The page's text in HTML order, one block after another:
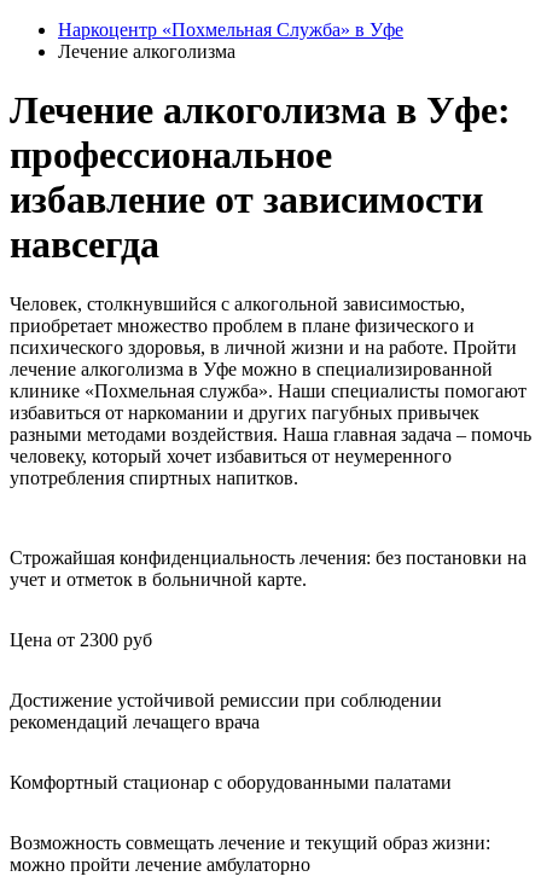
Наркоцентр «Похмельная Служба» в Уфе
Лечение алкоголизма
Лечение алкоголизма в Уфе:
профессиональное
избавление от зависимости
навсегда
Человек, столкнувшийся с алкогольной зависимостью,
приобретает множество проблем в плане физического и
психического здоровья, в личной жизни и на работе. Пройти
лечение алкоголизма в Уфе можно в специализированной
клинике «Похмельная служба». Наши специалисты помогают
избавиться от наркомании и других пагубных привычек
разными методами воздействия. Наша главная задача – помочь
человеку, который хочет избавиться от неумеренного
употребления спиртных напитков.
Строжайшая конфиденциальность лечения: без постановки на
учет и отметок в больничной карте.
Цена от 2300 руб
Достижение устойчивой ремиссии при соблюдении
рекомендаций лечащего врача
Комфортный стационар с оборудованными палатами
Возможность совмещать лечение и текущий образ жизни:
можно пройти лечение амбулаторно